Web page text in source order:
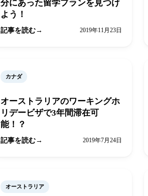
分にあった留学プランを見つけ
よう！
記事を読む 2019年11月23日
カナダ
オーストラリアのワーキングホ
リデービザで3年間滞在可
能！？
記事を読む 2019年7月24日
オーストラリア